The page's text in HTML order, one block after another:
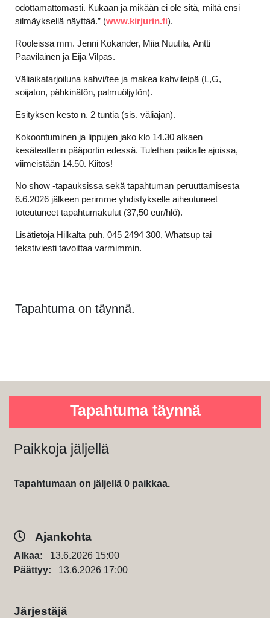
odottamattomasti. Kukaan ja mikään ei ole sitä, miltä ensi
silmäyksellä näyttää.” (www.kirjurin.fi).
Rooleissa mm. Jenni Kokander, Miia Nuutila, Antti
Paavilainen ja Eija Vilpas.
Väliaikatarjoiluna kahvi/tee ja makea kahvileipä (L,G,
soijaton, pähkinätön, palmuöljytön).
Esityksen kesto n. 2 tuntia (sis. väliajan).
Kokoontuminen ja lippujen jako klo 14.30 alkaen
kesäteatterin pääportin edessä. Tulethan paikalle ajoissa,
viimeistään 14.50. Kiitos!
No show -tapauksissa sekä tapahtuman peruuttamisesta
6.6.2026 jälkeen perimme yhdistykselle aiheutuneet
toteutuneet tapahtumakulut (37,50 eur/hlö).
Lisätietoja Hilkalta puh. 045 2494 300, Whatsup tai
tekstiviesti tavoittaa varmimmin.
Tapahtuma on täynnä.
Tapahtuma täynnä
Paikkoja jäljellä
Tapahtumaan on jäljellä 0 paikkaa.
Ajankohta
Alkaa: 13.6.2026 15:00
Päättyy: 13.6.2026 17:00
Järjestäjä